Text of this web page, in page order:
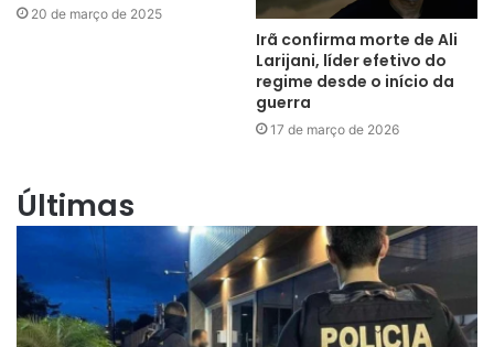
20 de março de 2025
Irã confirma morte de Ali
Larijani, líder efetivo do
regime desde o início da
guerra
17 de março de 2026
Últimas